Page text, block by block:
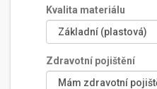
Kvalita materiálu
Zdravotní pojištění